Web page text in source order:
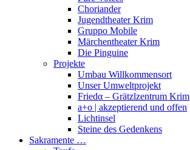
Choriander
Jugendtheater Krim
Gruppo Mobile
Märchentheater Krim
Die Pinguine
Projekte
Umbau Willkommensort
Unser Umweltprojekt
Friedα – Grätzlzentrum Krim
a+o | akzeptierend und offen
Lichtinsel
Steine des Gedenkens
Sakramente …